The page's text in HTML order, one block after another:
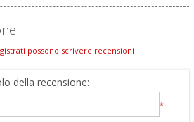
possono scrivere recensioni
della recensione:
*